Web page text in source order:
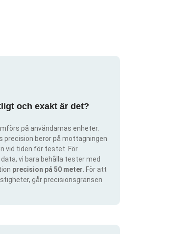
och exakt är det?
på användarnas enheter.
precision beror på mottagningen
vid tiden för testet. För
vi bara behålla tester med
precision på 50 meter . För att
går precisionsgränsen